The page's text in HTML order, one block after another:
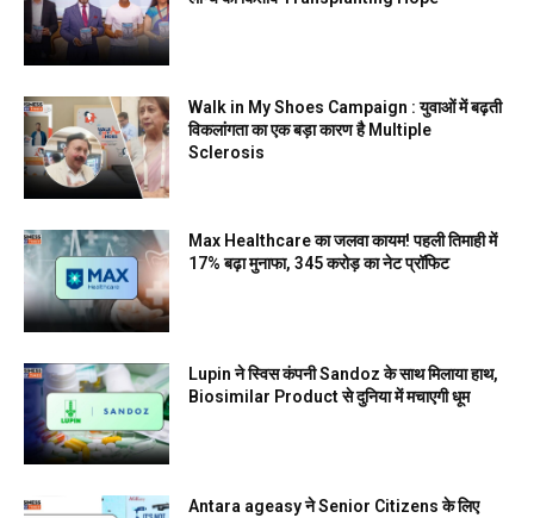
Walk in My Shoes Campaign : युवाओं में बढ़ती
विकलांगता का एक बड़ा कारण है Multiple
Sclerosis
Max Healthcare का जलवा कायम! पहली तिमाही में
17% बढ़ा मुनाफा, ₹345 करोड़ का नेट प्रॉफिट
Lupin ने स्विस कंपनी Sandoz के साथ मिलाया हाथ,
Biosimilar Product से दुनिया में मचाएगी धूम
Antara ageasy ने Senior Citizens के लिए